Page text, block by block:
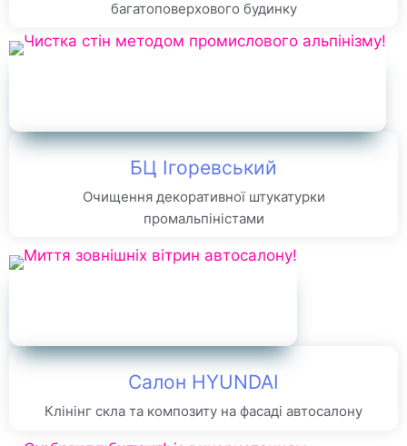
багатоповерхового будинку
БЦ Ігоревський
Очищення декоративної штукатурки
промальпіністами
Салон HYUNDAI
Клінінг скла та композиту на фасаді автосалону